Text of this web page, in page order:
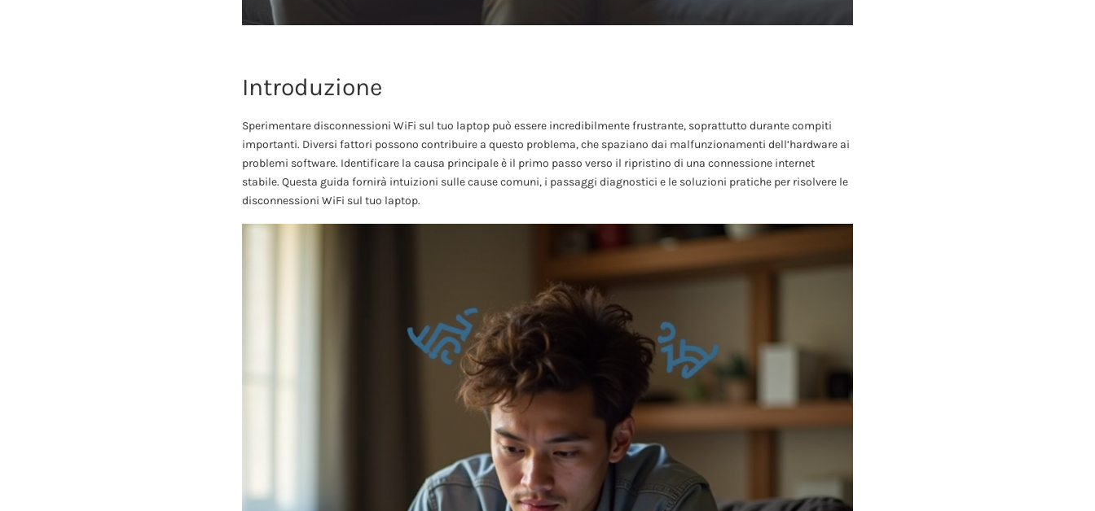
Introduzione
Sperimentare disconnessioni WiFi sul tuo laptop può essere incredibilmente frustrante, soprattutto durante compiti
importanti. Diversi fattori possono contribuire a questo problema, che spaziano dai malfunzionamenti dell’hardware ai
problemi software. Identificare la causa principale è il primo passo verso il ripristino di una connessione internet
stabile. Questa guida fornirà intuizioni sulle cause comuni, i passaggi diagnostici e le soluzioni pratiche per risolvere le
disconnessioni WiFi sul tuo laptop.